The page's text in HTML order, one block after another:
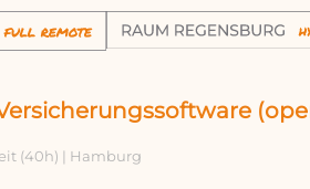
(40h) | Hamburg